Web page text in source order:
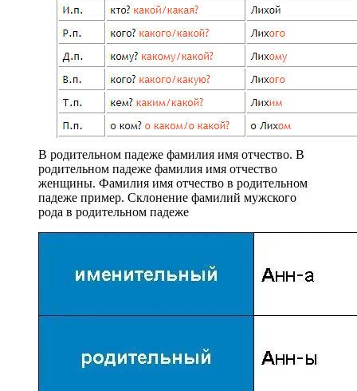
В родительном падеже фамилия имя отчество. В
родительном падеже фамилия имя отчество
женщины. Фамилия имя отчество в родительном
падеже пример. Склонение фамилий мужского
рода в родительном падеже